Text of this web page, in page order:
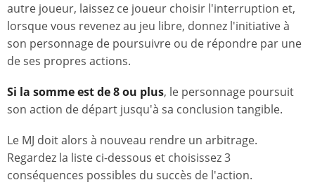
autre joueur, laissez ce joueur choisir l'interruption et,
lorsque vous revenez au jeu libre, donnez l'initiative à
son personnage de poursuivre ou de répondre par une
de ses propres actions.
Si la somme est de 8 ou plus, le personnage poursuit
son action de départ jusqu'à sa conclusion tangible.
Le MJ doit alors à nouveau rendre un arbitrage.
Regardez la liste ci-dessous et choisissez 3
conséquences possibles du succès de l'action.